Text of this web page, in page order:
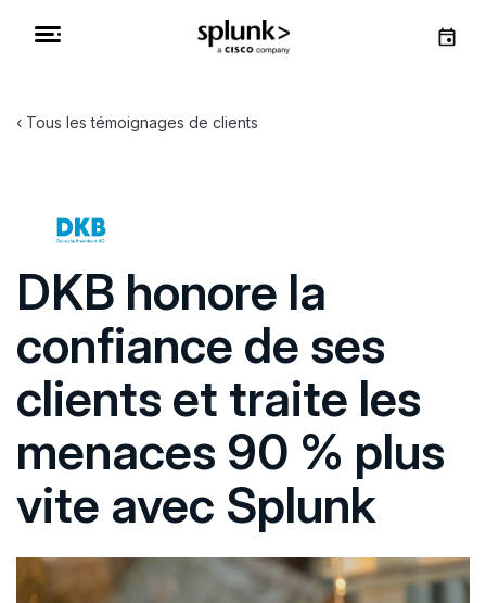
Tous les témoignages de clients
DKB honore la
confiance de ses
clients et traite les
menaces 90 % plus
vite avec Splunk